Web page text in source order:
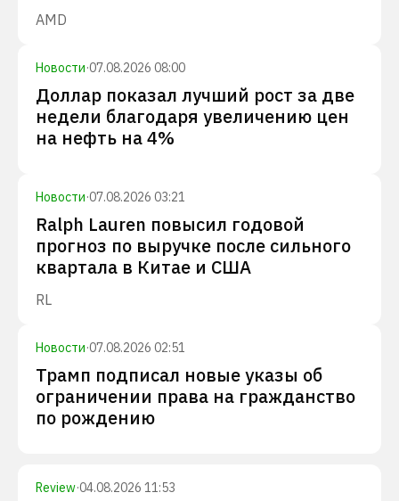
AMD
Новости·07.08.2026 08:00
Доллар показал лучший рост за две
недели благодаря увеличению цен
на нефть на 4%
Новости·07.08.2026 03:21
Ralph Lauren повысил годовой
прогноз по выручке после сильного
квартала в Китае и США
RL
Новости·07.08.2026 02:51
Трамп подписал новые указы об
ограничении права на гражданство
по рождению
Review·04.08.2026 11:53